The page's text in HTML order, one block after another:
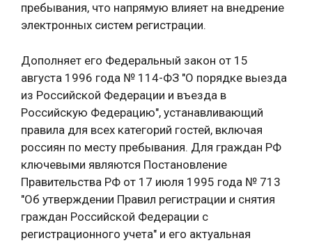
пребывания, что напрямую влияет на внедрение
электронных систем регистрации.
Дополняет его Федеральный закон от 15
августа 1996 года № 114-ФЗ "О порядке выезда
из Российской Федерации и въезда в
Российскую Федерацию", устанавливающий
правила для всех категорий гостей, включая
россиян по месту пребывания. Для граждан РФ
ключевыми являются Постановление
Правительства РФ от 17 июля 1995 года № 713
"Об утверждении Правил регистрации и снятия
граждан Российской Федерации с
регистрационного учета" и его актуальная